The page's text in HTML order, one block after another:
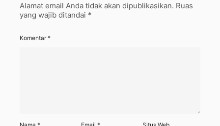
Alamat email Anda tidak akan dipublikasikan. Ruas
yang wajib ditandai *
Komentar*
Nama * Email* Situs Web